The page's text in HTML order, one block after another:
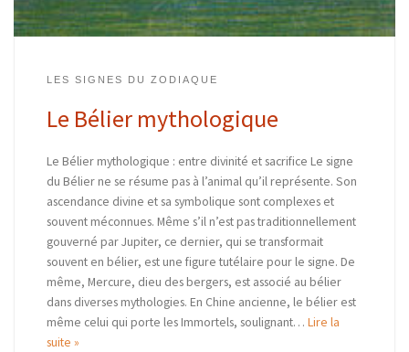
LES SIGNES DU ZODIAQUE
Le Bélier mythologique
Le Bélier mythologique : entre divinité et sacrifice Le signe
du Bélier ne se résume pas à l’animal qu’il représente. Son
ascendance divine et sa symbolique sont complexes et
souvent méconnues. Même s’il n’est pas traditionnellement
gouverné par Jupiter, ce dernier, qui se transformait
souvent en bélier, est une figure tutélaire pour le signe. De
même, Mercure, dieu des bergers, est associé au bélier
dans diverses mythologies. En Chine ancienne, le bélier est
même celui qui porte les Immortels, soulignant… Lire la
suite »